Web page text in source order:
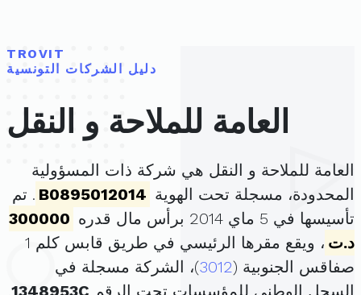
TROVIT
دليل الشركات التونسية
العامة للملاحة و النقل
العامة للملاحة و النقل هي شركة ذات المسؤولية
المحدودة، مسجلة تحت الهوية B0895012014 . تم
تأسيسها في 5 ماي 2014 برأس مال قدره
300000
د.ت
، ويقع مقرها الرئيسي في طريق قابس كلم 1
صفاقس الجنوبية (3012)، الشركة مسجلة في
السجل الوطني للمؤسسات تحت الرقم 1348953C
.